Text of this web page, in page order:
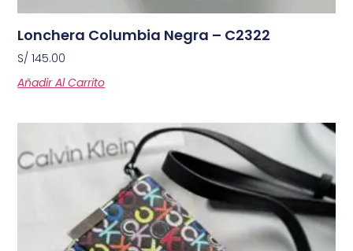
Lonchera Columbia Negra – C2322
S/ 145.00
Añadir Al Carrito